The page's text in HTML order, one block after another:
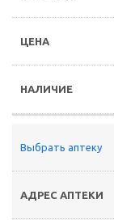
Выбрать аптеку